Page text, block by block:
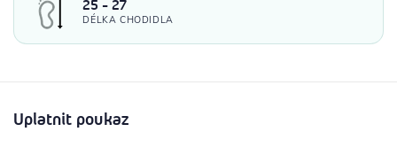
25 - 27
DÉLKA CHODIDLA
Uplatnit poukaz